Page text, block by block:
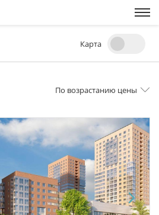
Карта
По возрастанию цены